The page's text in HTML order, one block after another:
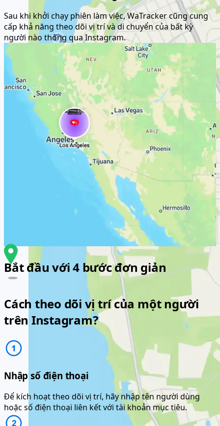
Sau khi khởi chạy phiên làm việc, WaTracker cũng cung
cấp khả năng theo dõi vị trí và di chuyển của bất kỳ
người nào thông qua Instagram.
Bắt đầu với 4 bước đơn giản
Cách theo dõi vị trí của một người
trên Instagram?
Nhập số điện thoại
Để kích hoạt theo dõi vị trí, hãy nhập tên người dùng
hoặc số điện thoại liên kết với tài khoản mục tiêu.